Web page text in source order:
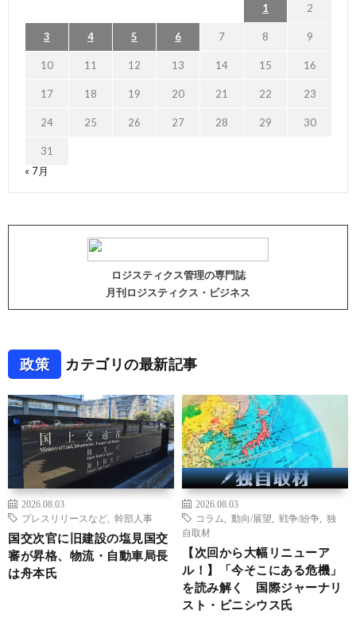
1 2
3 4 5 6 7 8 9
10 11 12 13 14 15 16
17 18 19 20 21 22 23
24 25 26 27 28 29 30
31
« 7月
ロジスティクス管理の専門誌
月刊ロジスティクス・ビジネス
政策 カテゴリの最新記事
2026.08.03
プレスリリースなど
幹部人事
国交次官に旧建設の塩見国交
審が昇格、物流・自動車局長
は舟本氏
2026.08.03
コラム
動向/展望 戦争/紛争
独
自取材
【次回から大幅リニューア
ル！】「今そこにある危機」
を読み解く 国際ジャーナリ
スト・ビニシウス氏